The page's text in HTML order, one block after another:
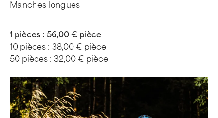
Manches longues
1 pièces : 56,00 € pièce
10 pièces : 38,00 € pièce
50 pièces : 32,00 € pièce